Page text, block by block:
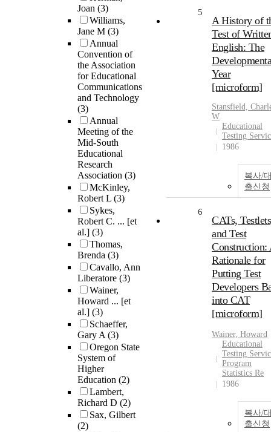
Joan (3)
Williams,
Jane M (3)
Annual
Convention of
the Association
for Educational
Communications
and Technology
(3)
Annual
Meeting of the
Mid-South
Educational
Research
Association (3)
McKinley,
Robert L (3)
Sykes,
Robert C. ... [et
al.] (3)
Thomas,
Brenda (3)
Cavallo, Ann
Liberatore (3)
Wainer,
Howard ... [et
al.] (3)
Schaeffer,
Gary A(3)
Oregon State
System of
Higher
Education (2)
Lambert,
Richard D (2)
Sax, Gilbert
(2)
5
A History of
Test of
English: The
Year
[microform]
Stansfield,
W
Educational
Testing
1986
복사/
출신청
6
CATs,
and Test
Construction:
Rationale for
Putting Test
Developers
into CAT
[microform]
Wainer, Howard
Educational
Testing
Program
Statistics Re
1986
복사/
출신청